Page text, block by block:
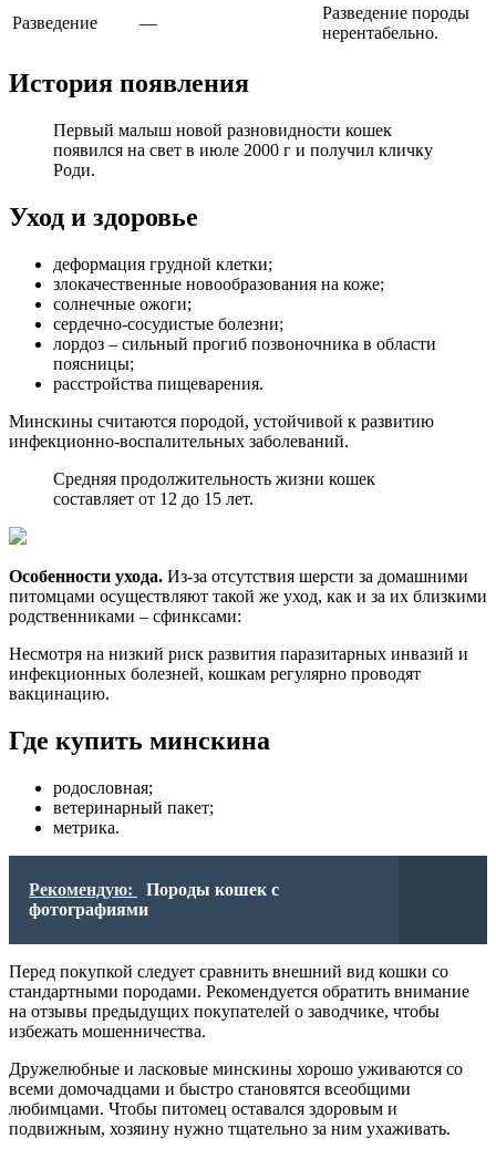
Разведение
—
Разведение породы
нерентабельно.
История появления
Первый малыш новой разновидности кошек
появился на свет в июле 2000 г и получил кличку
Роди.
Уход и здоровье
деформация грудной клетки;
злокачественные новообразования на коже;
солнечные ожоги;
сердечно-сосудистые болезни;
лордоз – сильный прогиб позвоночника в области
поясницы;
расстройства пищеварения.
Минскины считаются породой, устойчивой к развитию
инфекционно-воспалительных заболеваний.
Средняя продолжительность жизни кошек
составляет от 12 до 15 лет.
Особенности ухода. Из-за отсутствия шерсти за домашними
питомцами осуществляют такой же уход, как и за их близкими
родственниками – сфинксами:
Несмотря на низкий риск развития паразитарных инвазий и
инфекционных болезней, кошкам регулярно проводят
вакцинацию.
Где купить минскина
родословная;
ветеринарный пакет;
метрика.
Рекомендую:
Породы кошек с
фотографиями
Перед покупкой следует сравнить внешний вид кошки со
стандартными породами. Рекомендуется обратить внимание
на отзывы предыдущих покупателей о заводчике, чтобы
избежать мошенничества.
Дружелюбные и ласковые минскины хорошо уживаются со
всеми домочадцами и быстро становятся всеобщими
любимцами. Чтобы питомец оставался здоровым и
подвижным, хозяину нужно тщательно за ним ухаживать.